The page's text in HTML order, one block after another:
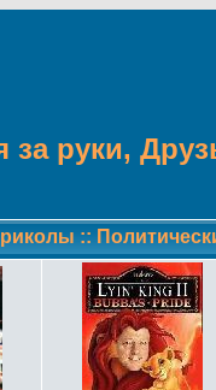
за руки,
::